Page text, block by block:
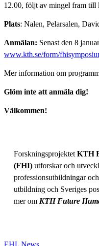
12.00, följt av mingel fram till
Plats: Nalen, Pelarsalen,
Anmälan: Senast den 8
www.kth.se/form/
Mer information om
Glöm inte att anmäla dig!
Välkommen!
Forskningsprojektet KTH
(FHI) utforskar och
professionsutbildningar
utbildning och Sveriges
mer om KTH Future
EHL News